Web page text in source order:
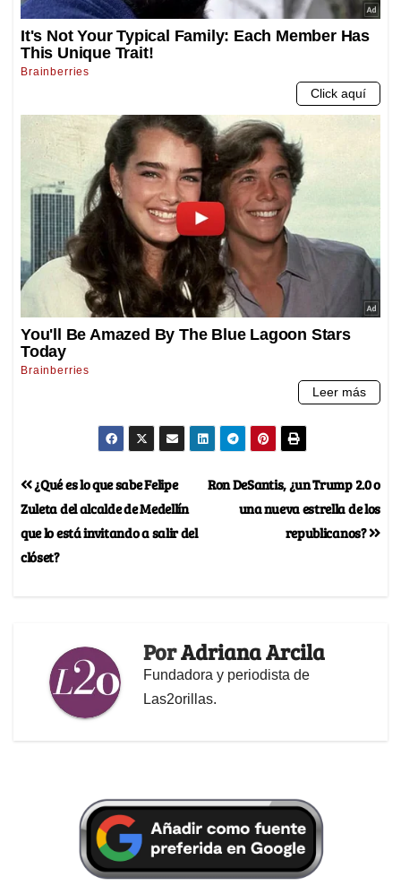
Ron DeSantis, ¿un Trump 2.0 o
una nueva estrella de los
republicanos?
¿Qué es lo que sabe Felipe
Zuleta del alcalde de Medellín
que lo está invitando a salir del
clóset?
PorAdriana Arcila
Fundadora y periodista de
Las2orillas.